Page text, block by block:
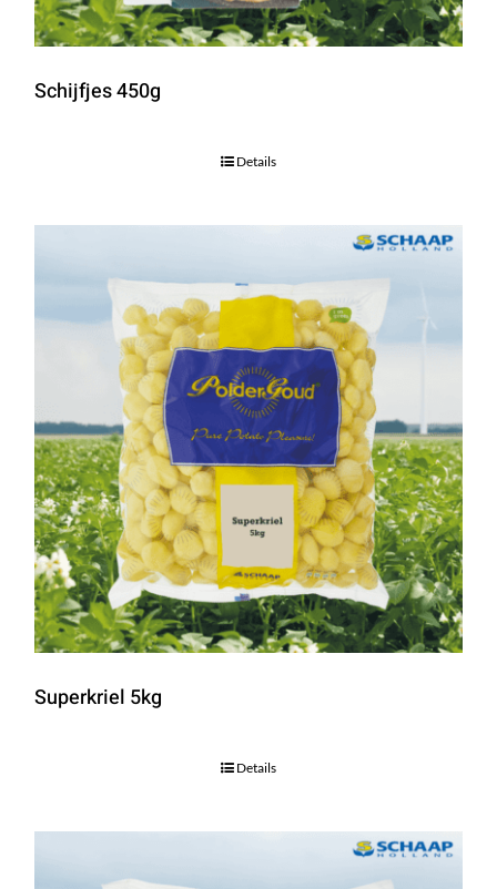
Schijfjes 450g
Details
Superkriel 5kg
Details